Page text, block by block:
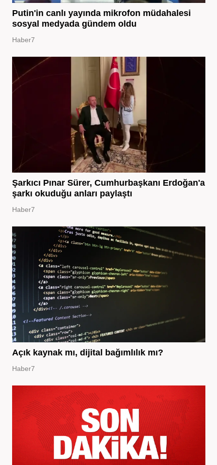
Putin'in canlı yayında mikrofon müdahalesi
sosyal medyada gündem oldu
Haber7
Şarkıcı Pınar Sürer, Cumhurbaşkanı Erdoğan'a
şarkı okuduğu anları paylaştı
Haber7
Açık kaynak mı, dijital bağımlılık mı?
Haber7